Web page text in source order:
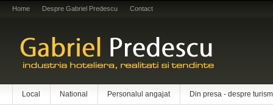
Home Despre Gabriel Predescu Contact
Local National Personalul angajat Din presa - despre turism